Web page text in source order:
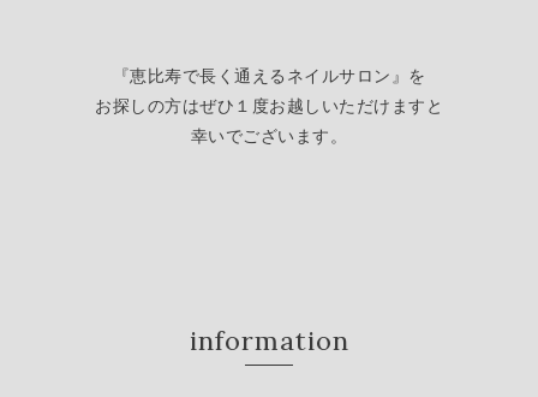
『恵比寿で長く通えるネイルサロン』を
お探しの方はぜひ１度お越しいただけますと
幸いでございます。
information